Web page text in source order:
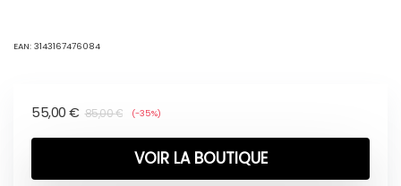
EAN: 3143167476084
85,00€
55,00 € (-35%)
VOIR LA BOUTIQUE